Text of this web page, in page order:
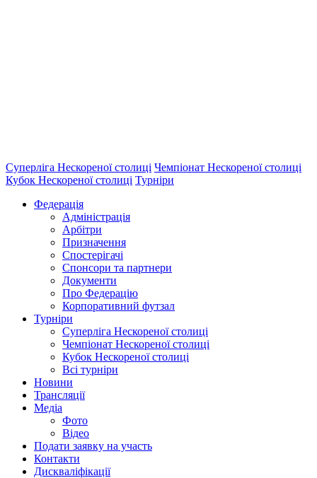
Суперліга Нескореної столиці Чемпіонат Нескореної столиці
Кубок Нескореної столиці Турніри
Федерація
Адміністрація
Арбітри
Призначення
Спостерігачі
Спонсори та партнери
Документи
Про Федерацію
Корпоративний футзал
Турніри
Суперліга Нескореної столиці
Чемпіонат Нескореної столиці
Кубок Нескореної столиці
Всі турніри
Новини
Трансляції
Медіа
Фото
Відео
Подати заявку на участь
Контакти
Дискваліфікації